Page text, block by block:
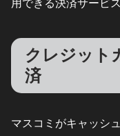
用できる決済サービ
クレジット
済
マスコミがキャッシ